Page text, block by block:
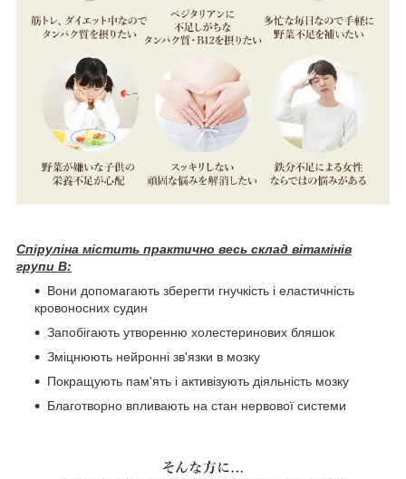
Спіруліна містить практично весь склад вітамінів
групи В:
Вони допомагають зберегти гнучкість і еластичність
кровоносних судин
Запобігають утворенню холестеринових бляшок
Зміцнюють нейронні зв'язки в мозку
Покращують пам'ять і активізують діяльність мозку
Благотворно впливають на стан нервової системи